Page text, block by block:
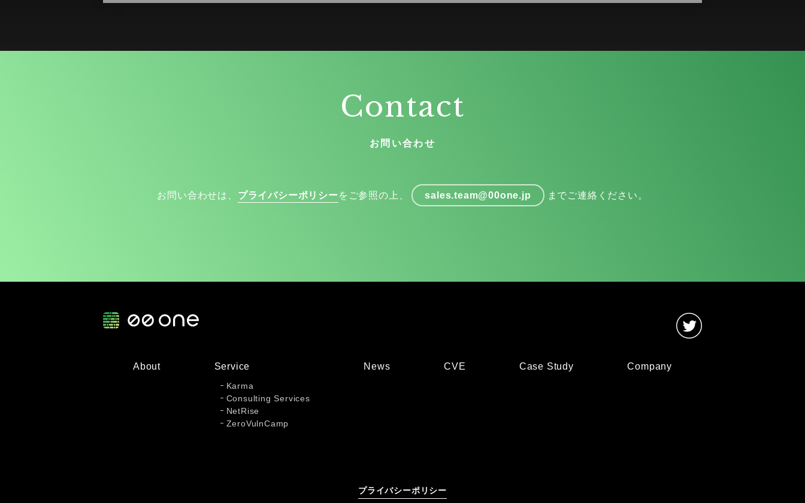
Contact
お問い合わせ
お問い合わせは、 プライバシーポリシーをご参照の上、 sales.team@00one.jp までご連絡ください。
About Service
Karma
Consulting Services
NetRise
ZeroVulnCamp
News CVE Case Study Company
プライバシーポリシー